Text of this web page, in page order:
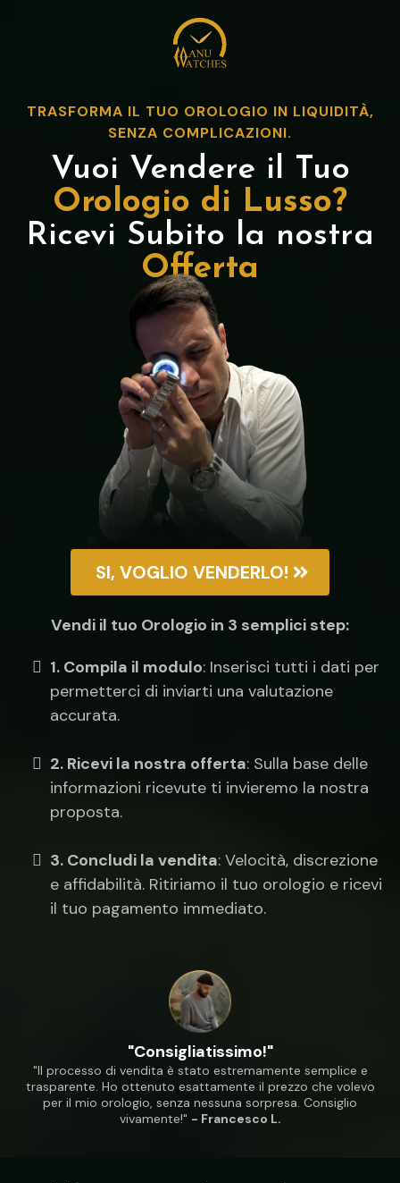
TRASFORMA IL TUO OROLOGIO IN LIQUIDITÀ,
SENZA COMPLICAZIONI.
Vuoi Vendere il Tuo
Orologio di Lusso?
Ricevi Subito la nostra
Offerta
SI, VOGLIO VENDERLO!
Vendi il tuo Orologio in 3 semplici step:
1. Compila il modulo: Inserisci tutti i dati per
permetterci di inviarti una valutazione
accurata.
2. Ricevi la nostra offerta: Sulla base delle
informazioni ricevute ti invieremo la nostra
proposta.
3. Concludi la vendita: Velocità, discrezione
e affidabilità. Ritiriamo il tuo orologio e ricevi
il tuo pagamento immediato.
"Consigliatissimo!"
"Il processo di vendita è stato estremamente semplice e
trasparente. Ho ottenuto esattamente il prezzo che volevo
per il mio orologio, senza nessuna sorpresa. Consiglio
vivamente!" - Francesco L.